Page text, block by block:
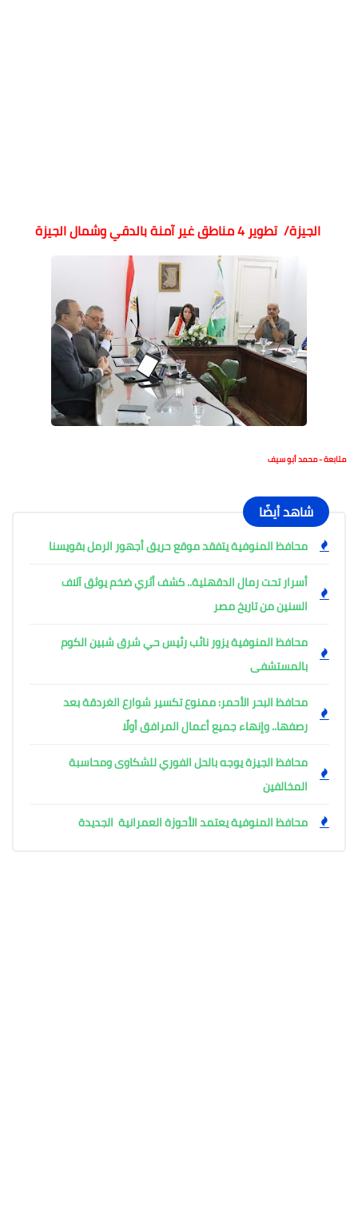
الجيزة/ تطوير 4 مناطق غير آمنة بالدقي وشمال الجيزة
متابعة - محمد أبو سيف
شاهد أيضًا
محافظ المنوفية يتفقد موقع حريق أجهور الرمل بقويسنا
أسرار تحت رمال الدقهلية.. كشف أثري ضخم يوثق آلاف
السنين من تاريخ مصر
محافظ المنوفية يزور نائب رئيس حي شرق شبين الكوم
بالمستشفى
محافظ البحر الأحمر: ممنوع تكسير شوارع الغردقة بعد
رصفها.. وإنهاء جميع أعمال المرافق أولًا
محافظ الجيزة يوجه بالحل الفوري للشكاوى ومحاسبة
المخالفين
محافظ المنوفية يعتمد الأحوزة العمرانية الجديدة